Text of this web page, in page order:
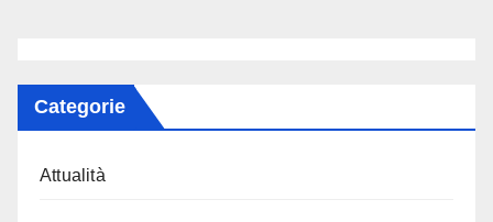
Categorie
Attualità